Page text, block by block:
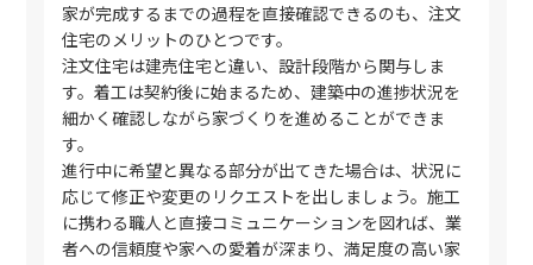
家が完成するまでの過程を直接確認できるのも、注文
住宅のメリットのひとつです。
注文住宅は建売住宅と違い、設計段階から関与しま
す。着工は契約後に始まるため、建築中の進捗状況を
細かく確認しながら家づくりを進めることができま
す。
進行中に希望と異なる部分が出てきた場合は、状況に
応じて修正や変更のリクエストを出しましょう。施工
に携わる職人と直接コミュニケーションを図れば、業
者への信頼度や家への愛着が深まり、満足度の高い家